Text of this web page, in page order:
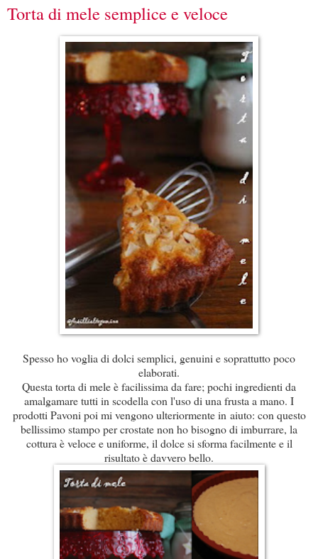
Torta di mele semplice e veloce
Spesso ho voglia di dolci semplici, genuini e soprattutto poco
elaborati.
Questa torta di mele è facilissima da fare; pochi ingredienti da
amalgamare tutti in scodella con l'uso di una frusta a mano. I
prodotti Pavoni poi mi vengono ulteriormente in aiuto: con questo
bellissimo stampo per crostate non ho bisogno di imburrare, la
cottura è veloce e uniforme, il dolce si sforma facilmente e il
risultato è davvero bello.